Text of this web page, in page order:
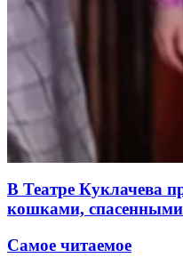
В Театре Куклачева
кошками,
Самое читаемое